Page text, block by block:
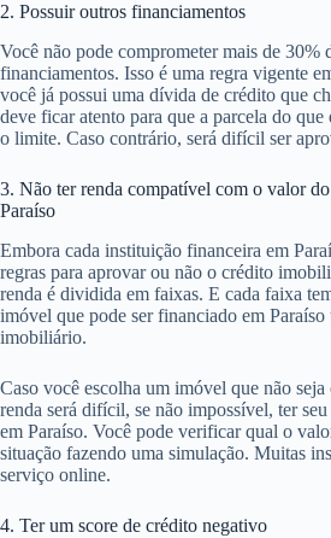
2. Possuir outros financiamentos
Você não pode comprometer mais de 30%
financiamentos. Isso é uma regra vigente
você já possui uma dívida de crédito que
deve ficar atento para que a parcela do que
o limite. Caso contrário, será difícil ser
3. Não ter renda compatível com o valor
Paraíso
Embora cada instituição financeira em
regras para aprovar ou não o crédito
renda é dividida em faixas. E cada faixa
imóvel que pode ser financiado em Paraíso
imobiliário.
Caso você escolha um imóvel que não
renda será difícil, se não impossível, ter
em Paraíso. Você pode verificar qual o
situação fazendo uma simulação. Muitas
serviço online.
4. Ter um score de crédito negativo